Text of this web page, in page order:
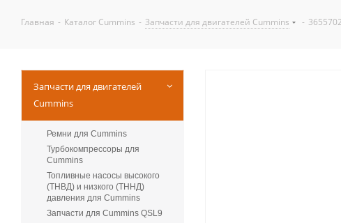
Главная - Каталог Cummins - Запчасти для двигателей Cummins -
Запчасти для двигателей
Cummins
Ремни для Cummins
Турбокомпрессоры для
Сummins
Топливные насосы высокого
(ТНВД) и низкого (ТННД)
давления для Cummins
Запчасти для Cummins QSL9